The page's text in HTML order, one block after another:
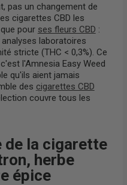
pas un changement de
cigarettes CBD les
pour ses fleurs CBD :
laboratoires
stricte (THC < 0,3%). Ce
l'Amnesia Easy Weed
qu'ils aient jamais
des cigarettes CBD
couvre tous les
de la cigarette
herbe
épice